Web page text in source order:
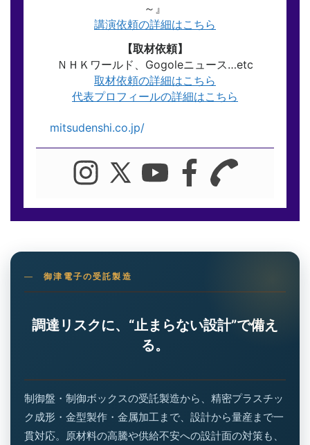
～』
講演依頼の詳細はこちら
【取材依頼】
ＮＨＫワールド、Gogoleニュース…etc
取材依頼の詳細はこちら
代表プロフィールの詳細はこちら
mitsudenshi.co.jp/
御津電子の受託製造
調達リスクに、“止まらない設計”で備え
る。
制御盤・制御ボックスの受託製造から、精密プラスチッ
ク成形・金型製作・金属加工まで、設計から量産まで一
貫対応。原材料の高騰や供給不安への設計面の対策も、